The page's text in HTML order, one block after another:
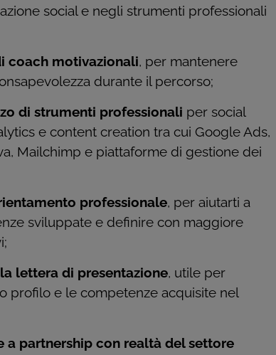
social e negli strumenti professionali
coach motivazionali, per mantenere
durante il percorso;
di strumenti professionali per social
e content creation tra cui Google Ads,
Mailchimp e piattaforme di gestione dei
professionale, per aiutarti a
sviluppate e definire con maggiore
lettera di presentazione, utile per
profilo e le competenze acquisite nel
partnership con realtà del settore